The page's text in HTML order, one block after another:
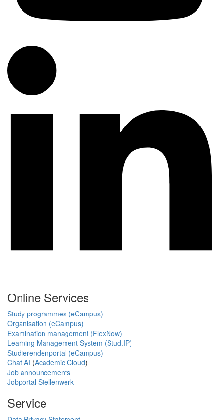
Online Services
Study programmes (eCampus)
Organisation (eCampus)
Examination management (FlexNow)
Learning Management System (Stud.IP)
Studierendenportal (eCampus)
Chat AI (Academic Cloud)
Job announcements
Jobportal Stellenwerk
Service